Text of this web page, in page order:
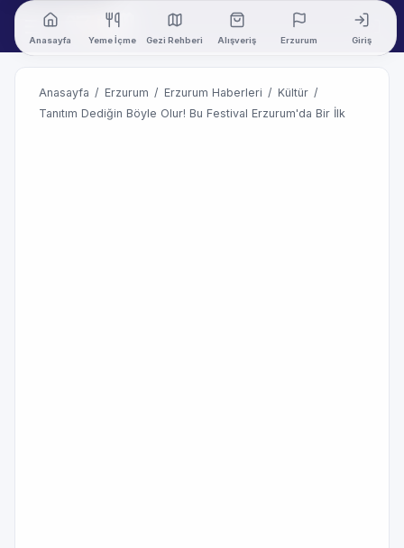
Anasayfa Yeme İçme Gezi Rehberi Alışveriş Erzurum Giriş
Anasayfa / Erzurum / Erzurum Haberleri / Kültür /
Tanıtım Dediğin Böyle Olur! Bu Festival Erzurum'da Bir İlk